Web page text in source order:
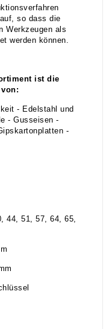
so dass die
Werkzeugen als
werden können.
ist die
- Edelstahl und
- Gusseisen -
-
44, 51, 57, 64, 65,